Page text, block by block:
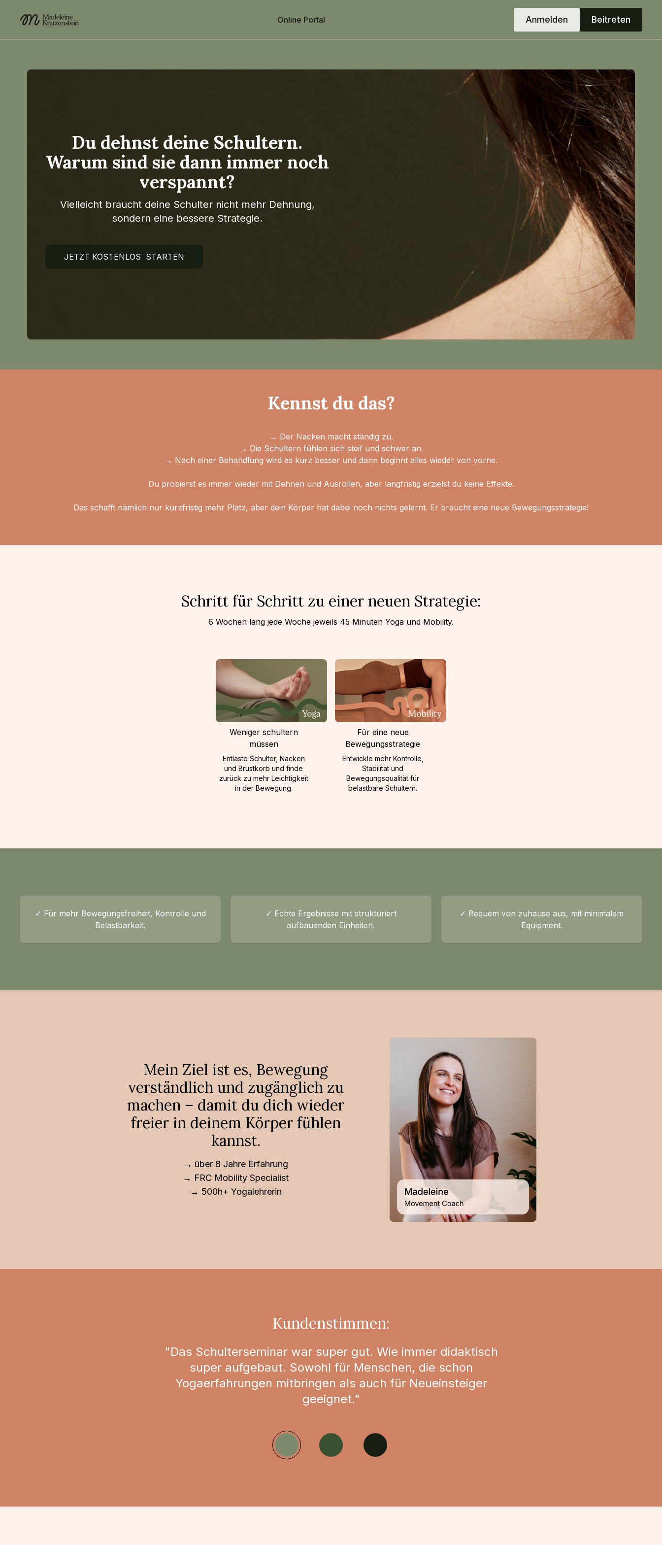
Online Portal Anmelden Beitreten
Du dehnst deine Schultern.
Warum sind sie dann immer noch
verspannt?
Vielleicht braucht deine Schulter nicht mehr Dehnung,
sondern eine bessere Strategie.
JETZT KOSTENLOS STARTEN
Kennst du das?
→ Der Nacken macht ständig zu.
→ Die Schultern fühlen sich steif und schwer an.
→ Nach einer Behandlung wird es kurz besser und dann beginnt alles wieder von vorne.
Du probierst es immer wieder mit Dehnen und Ausrollen, aber langfristig erzielst du keine Effekte.
Das schafft nämlich nur kurzfristig mehr Platz, aber dein Körper hat dabei noch nichts gelernt. Er braucht eine neue Bewegungsstrategie!
Schritt für Schritt zu einer neuen Strategie:
6 Wochen lang jede Woche jeweils 45 Minuten Yoga und Mobility.
Weniger schultern
müssen
Entlaste Schulter, Nacken
und Brustkorb und finde
zurück zu mehr Leichtigkeit
in der Bewegung.
Für eine neue
Bewegungsstrategie
Entwickle mehr Kontrolle,
Stabilität und
Bewegungsqualität für
belastbare Schultern.
✓ Für mehr Bewegungsfreiheit, Kontrolle und
Belastbarkeit.
✓ Echte Ergebnisse mit strukturiert
aufbauenden Einheiten.
✓ Bequem von zuhause aus, mit minimalem
Equipment.
Mein Ziel ist es, Bewegung
verständlich und zugänglich zu
machen – damit du dich wieder
freier in deinem Körper fühlen
kannst.
→ über 8 Jahre Erfahrung
→ FRC Mobility Specialist
→ 500h+ Yogalehrerin
Kundenstimmen:
"Das Schulterseminar war super gut. Wie immer didaktisch
super aufgebaut. Sowohl für Menschen, die schon
Yogaerfahrungen mitbringen als auch für Neueinsteiger
geeignet."